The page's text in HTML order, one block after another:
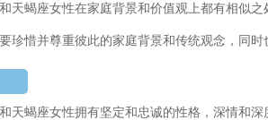
天蝎座女性在家庭背景和价值观上都有相似
珍惜并尊重彼此的家庭背景和传统观念，同
天蝎座女性拥有坚定和忠诚的性格，深情和